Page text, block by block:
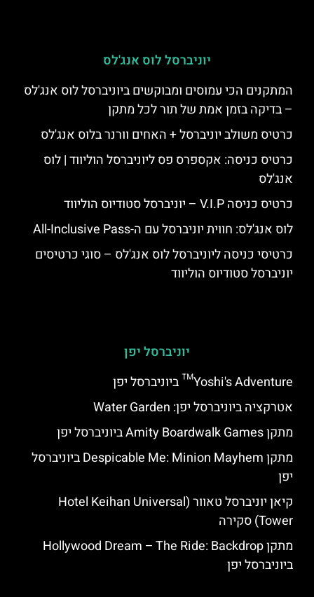
יוניברסל לוס אנג'לס
המתקנים הכי עמוסים ומבוקשים ביוניברסל לוס אנג'לס
– בדיקה בזמן אמת של תור לכל מתקן
כרטיס משולב יוניברסל + האחים וורנר בלוס אנג'לס
כרטיס כניסה: אקספרס פס ליוניברסל הוליווד | לוס
אנג'לס
כרטיס כניסה V.I.P – יוניברסל סטודיוס הוליווד
לוס אנג'לס: חווית יוניברסל עם ה-All-Inclusive Pass
כרטיסי כניסה ליוניברסל לוס אנג'לס – סוגי כרטיסים
יוניברסל סטודיוס הוליווד
יוניברסל יפן
Yoshi's Adventure™ ביוניברסל יפן
אטרקציה ביוניברסל יפן: Water Garden
מתקן Amity Boardwalk Games ביוניברסל יפן
מתקן Despicable Me: Minion Mayhem ביוניברסל
יפן
קיאן יוניברסל טאוור (Hotel Keihan Universal
Tower) סקירה
מתקן Hollywood Dream – The Ride: Backdrop
ביוניברסל יפן